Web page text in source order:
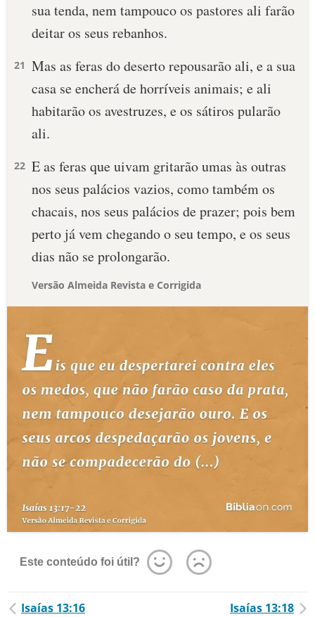
sua tenda, nem tampouco os pastores ali farão
deitar os seus rebanhos.
21 Mas as feras do deserto repousarão ali, e a sua
casa se encherá de horríveis animais; e ali
habitarão os avestruzes, e os sátiros pularão
ali.
22 E as feras que uivam gritarão umas às outras
nos seus palácios vazios, como também os
chacais, nos seus palácios de prazer; pois bem
perto já vem chegando o seu tempo, e os seus
dias não se prolongarão.
Versão Almeida Revista e Corrigida
Este conteúdo foi útil?
Isaías 13:16 Isaías 13:18